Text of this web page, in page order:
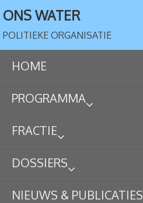
ONS WATER
POLITIEKE ORGANISATIE
HOME
PROGRAMMA
FRACTIE
DOSSIERS
NIEUWS & PUBLICATIES